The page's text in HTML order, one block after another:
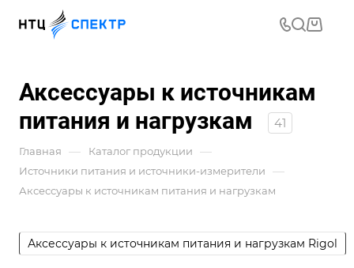
Аксессуары к источникам
питания и нагрузкам
41
Главная — Каталог продукции —
Источники питания и источники-измерители —
Аксессуары к источникам питания и нагрузкам
Аксессуары к источникам питания и нагрузкам Rigol